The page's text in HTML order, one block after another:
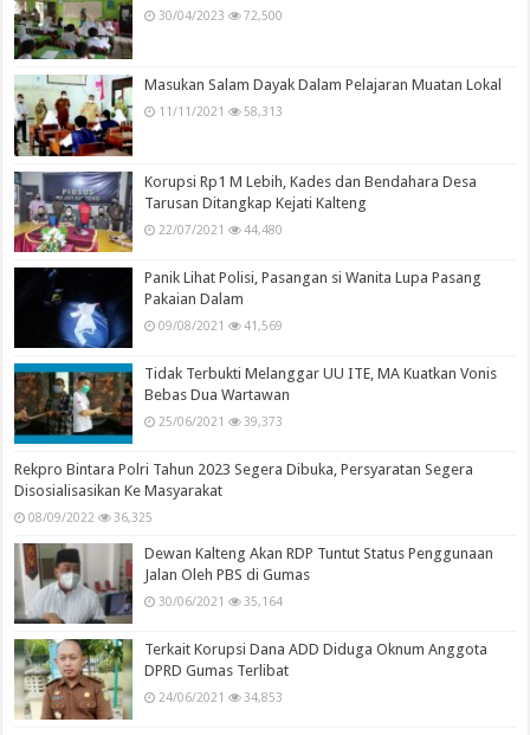
30/04/2023 72,500
Masukan Salam Dayak Dalam Pelajaran Muatan Lokal
11/11/2021 58,313
Korupsi Rp1 M Lebih, Kades dan Bendahara Desa
Tarusan Ditangkap Kejati Kalteng
22/07/2021 44,480
Panik Lihat Polisi, Pasangan si Wanita Lupa Pasang
Pakaian Dalam
09/08/2021 41,569
Tidak Terbukti Melanggar UU ITE, MA Kuatkan Vonis
Bebas Dua Wartawan
25/06/2021 39,373
Rekpro Bintara Polri Tahun 2023 Segera Dibuka, Persyaratan Segera
Disosialisasikan Ke Masyarakat
08/09/2022 36,325
Dewan Kalteng Akan RDP Tuntut Status Penggunaan
Jalan Oleh PBS di Gumas
30/06/2021 35,164
Terkait Korupsi Dana ADD Diduga Oknum Anggota
DPRD Gumas Terlibat
24/06/2021 34,853